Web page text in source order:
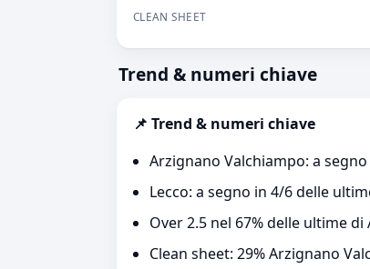
CLEAN SHEET
Trend & numeri chiave
📌 Trend & numeri chiave
Arzignano Valchiampo: a
Lecco: a segno in 4/6 delle
Over 2.5 nel 67% delle ultime
Clean sheet: 29% Arzignano